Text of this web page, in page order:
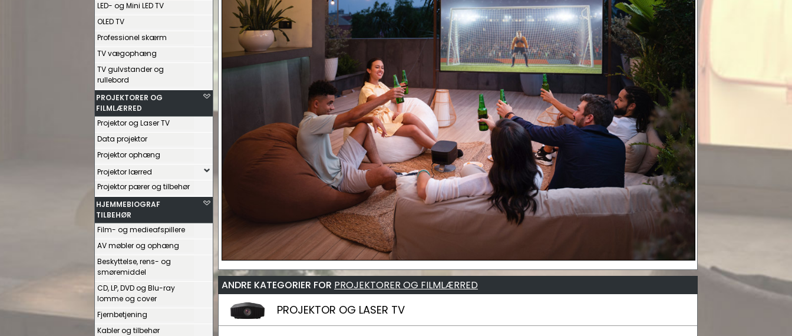
LED- og Mini LED TV
OLED TV
Professionel skærm
TV vægophæng
TV gulvstander og
rullebord
PROJEKTORER OG
FILMLÆRRED
Projektor og Laser TV
Data projektor
Projektor ophæng
Projektor lærred
Projektor pærer og tilbehør
HJEMMEBIOGRAF
TILBEHØR
Film- og medieafspillere
AV møbler og ophæng
Beskyttelse, rens- og
smøremiddel
CD, LP, DVD og Blu-ray
lomme og cover
Fjernbetjening
Kabler og tilbehør
ANDRE KATEGORIER FOR PROJEKTORER OG FILMLÆRRED
PROJEKTOR OG LASER TV